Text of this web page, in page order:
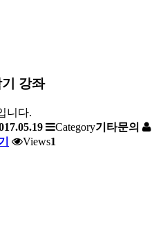
강좌
니다.
Category기타문의
Views1